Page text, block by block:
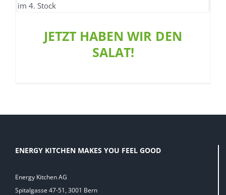
JETZT HABEN WIR DEN
SALAT!
ENERGY KITCHEN MAKES YOU FEEL GOOD
Energy Kitchen AG
Spitalgasse 47-51, 3001 Bern